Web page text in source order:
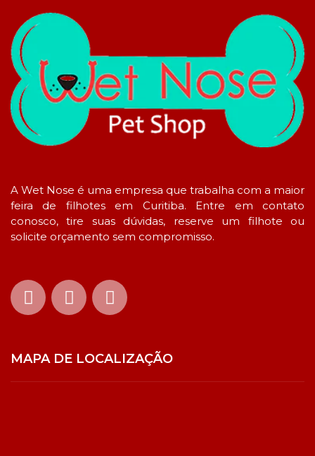
A Wet Nose é uma empresa que trabalha com a maior
feira de filhotes em Curitiba. Entre em contato
conosco, tire suas dúvidas, reserve um filhote ou
solicite orçamento sem compromisso.
MAPA DE LOCALIZAÇÃO